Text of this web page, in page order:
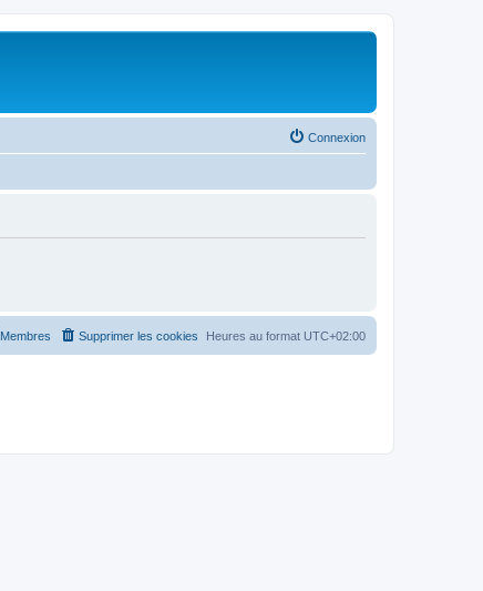
Connexion
Heures au format UTC+02:00
Supprimer les cookies
Membres